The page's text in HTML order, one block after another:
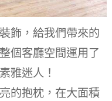
飾，給我們帶來的
整個客廳空間運用了
雅迷人！
的抱枕，在大面積